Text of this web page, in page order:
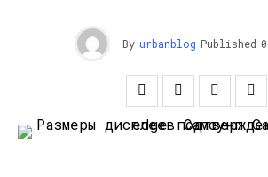
By urbanblog Published